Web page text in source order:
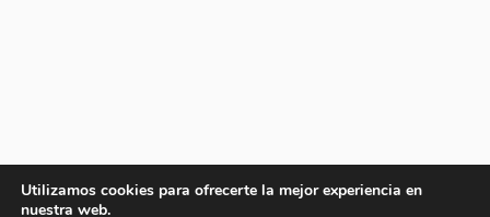
Utilizamos cookies para ofrecerte la mejor experiencia en
nuestra web.